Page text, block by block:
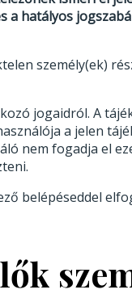
a hatályos
személy(ek)
jogaidról. A
a jelen
nem fogadja el
belépéseddel